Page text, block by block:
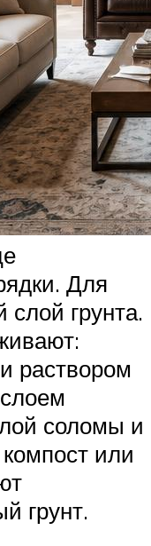
Для
слой грунта.
раствором
соломы и
или
грунт.